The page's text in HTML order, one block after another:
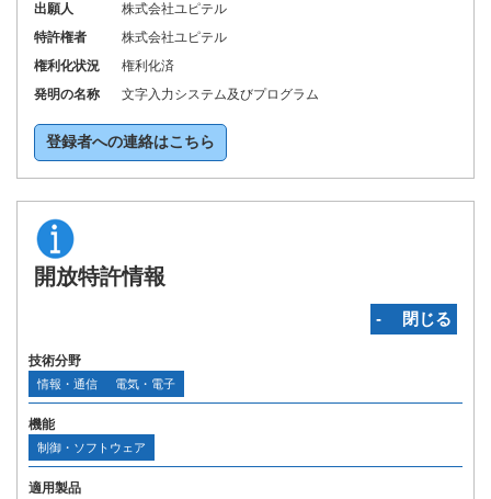
出願人
株式会社ユピテル
特許権者
株式会社ユピテル
権利化状況
権利化済
発明の名称
文字入力システム及びプログラム
登録者への連絡はこちら
開放特許情報
‐ 閉じる
技術分野
情報・通信 電気・電子
機能
制御・ソフトウェア
適用製品